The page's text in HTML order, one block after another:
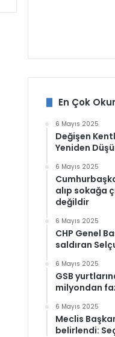
En Çok
6 Mayıs 2025
Değişen
Yeniden
6 Mayıs 2025
alıp sokağa
değildir
6 Mayıs 2025
CHP Genel
saldıran
6 Mayıs 2025
GSB
milyondan
6 Mayıs 2025
Meclis
belirlendi: